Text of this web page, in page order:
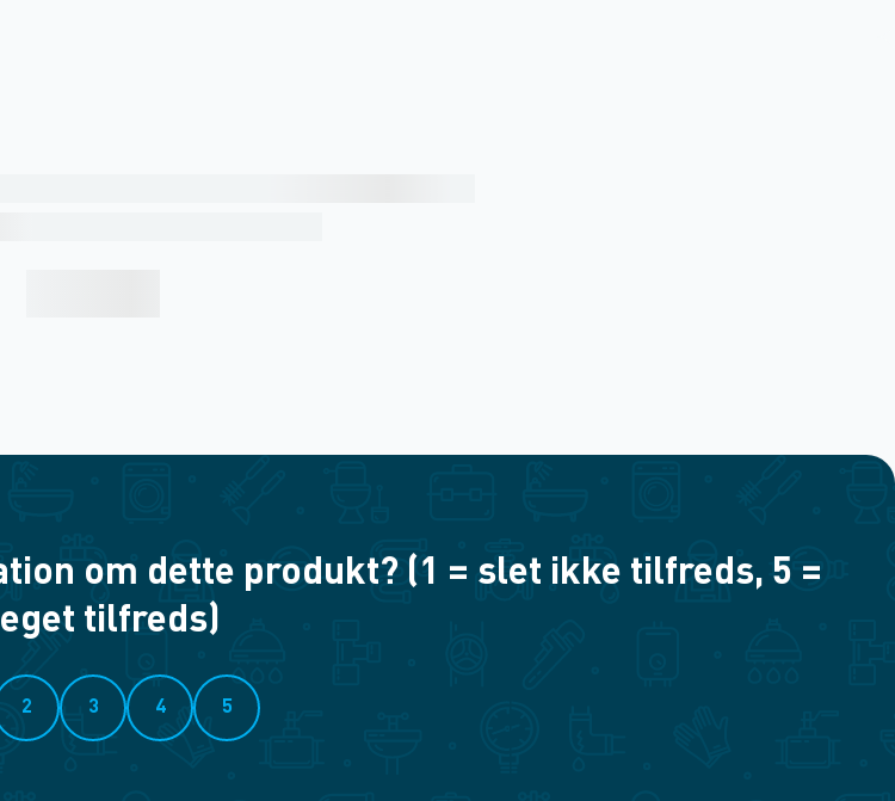
om dette produkt? (1 = slet ikke tilfreds, 5 =
tilfreds)
2 3 4 5